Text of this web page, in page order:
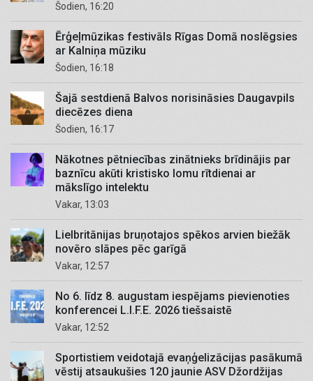
Šodien, 16:20
Ērģeļmūzikas festivāls Rīgas Domā noslēgsies
ar Kalniņa mūziku
Šodien, 16:18
Šajā sestdienā Balvos norisināsies Daugavpils
diecēzes diena
Šodien, 16:17
Nākotnes pētniecības zinātnieks brīdinājis par
baznīcu akūti kristisko lomu rītdienai ar
mākslīgo intelektu
Vakar, 13:03
Lielbritānijas bruņotajos spēkos arvien biežāk
novēro slāpes pēc garīgā
Vakar, 12:57
No 6. līdz 8. augustam iespējams pievienoties
konferencei L.I.F.E. 2026 tiešsaistē
Vakar, 12:52
Sportistiem veidotajā evaņģelizācijas pasākumā
vēstij atsaukušies 120 jaunie ASV Džordžijas